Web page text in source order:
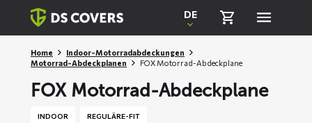
Skiplinks
DE
Home
Indoor-Motorradabdeckungen
Motorrad-Abdeckplanen
FOX Motorrad-Abdeckplane
FOX Motorrad-Abdeckplane
INDOOR REGULÄRE-FIT